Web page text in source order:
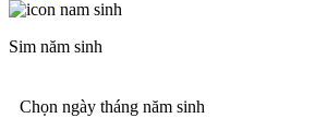
Sim năm sinh
Chọn ngày tháng năm sinh